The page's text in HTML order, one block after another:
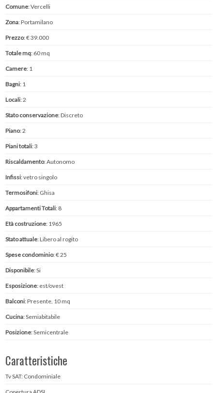
Comune: Vercelli
Zona: Portamilano
Prezzo: € 39.000
Totale mq: 60 mq
Camere: 1
Bagni: 1
Locali: 2
Stato conservazione: Discreto
Piano: 2
Piani totali: 3
Riscaldamento: Autonomo
Infissi: vetro singolo
Termosifoni: Ghisa
Appartamenti Totali: 8
Età costruzione: 1965
Stato attuale: Libero al rogito
Spese condominio: € 25
Disponibile: Si
Esposizione: est/ovest
Balconi: Presente, 10 mq
Cucina: Semiabitabile
Posizione: Semicentrale
Caratteristiche
Tv SAT: Condominiale